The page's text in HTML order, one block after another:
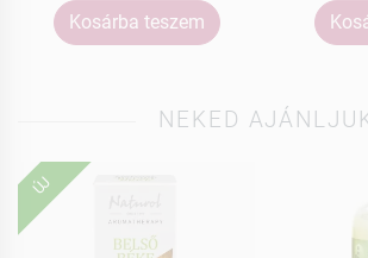
Kosárba teszem
NEKED
ÚJ